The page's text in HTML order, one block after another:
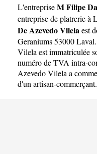
L'entrepriseM Filipe
entreprise de platrerie à
De Azevedo Vilelaest
Geraniums 53000
Vilela est immatriculée
numéro de TVA intra-
Azevedo Vilela a
d'un artisan-commerçant.